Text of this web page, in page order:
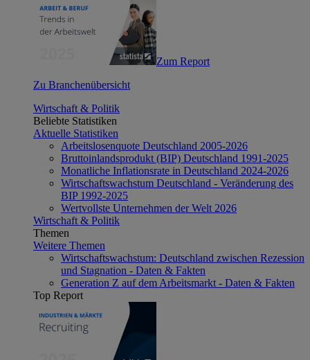
Zum Report
Zu Branchenübersicht
Wirtschaft & Politik
Beliebte Statistiken
Aktuelle Statistiken
Arbeitslosenquote Deutschland 2005-2026
Bruttoinlandsprodukt (BIP) Deutschland 1991-2025
Monatliche Inflationsrate in Deutschland 2024-2026
Wirtschaftswachstum Deutschland - Veränderung des
BIP 1992-2025
Wertvollste Unternehmen der Welt 2026
Wirtschaft & Politik
Themen
Weitere Themen
Wirtschaftswachstum: Deutschland zwischen Rezession
und Stagnation - Daten & Fakten
Generation Z auf dem Arbeitsmarkt - Daten & Fakten
Top Report